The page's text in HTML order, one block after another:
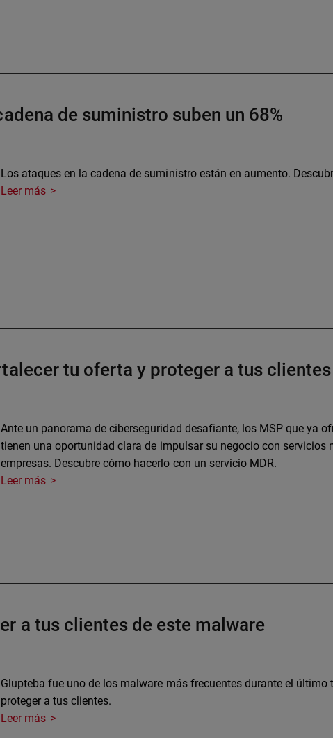
de suministro suben un 68%
Los ataques en la cadena de suministro están en aumento.
Leer más
tu oferta y proteger a tus clientes
Ante un panorama de ciberseguridad desafiante, los MSP que ya
tienen una oportunidad clara de impulsar su negocio con servicios
empresas. Descubre cómo hacerlo con un servicio MDR.
Leer más
a tus clientes de este malware
Glupteba fue uno de los malware más frecuentes durante el último
proteger a tus clientes.
Leer más